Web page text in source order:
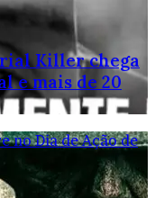
Killer chega
e mais de 20
no Dia de Ação de